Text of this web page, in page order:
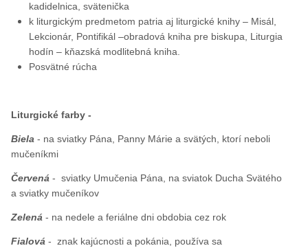
kadidelnica, svätenička
k liturgickým predmetom patria aj liturgické knihy – Misál,
Lekcionár, Pontifikál –obradová kniha pre biskupa, Liturgia
hodín – kňazská modlitebná kniha.
Posvätné rúcha
Liturgické farby -
Biela- na sviatky Pána, Panny Márie a svätých, ktorí neboli
mučeníkmi
Červená- sviatky Umučenia Pána, na sviatok Ducha Svätého
a sviatky mučeníkov
Zelená- na nedele a feriálne dni obdobia cez rok
Fialová- znak kajúcnosti a pokánia, používa sa